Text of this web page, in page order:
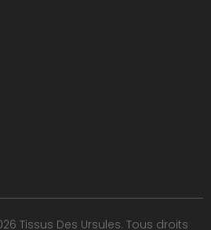
Tissus Des Ursules. Tous droits